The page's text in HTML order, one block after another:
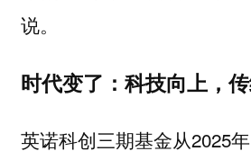
说。
时代变了：科技向上，
英诺科创三期基金从2025